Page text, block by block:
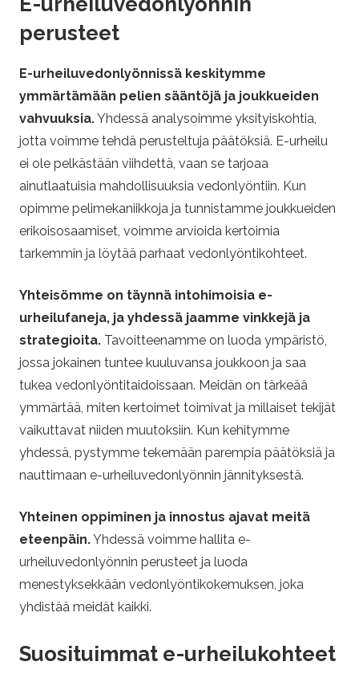
i
t
r
a
t
e
g
i
a
perusteet
E-urheiluvedonlyönnissä keskitymme
ymmärtämään pelien sääntöjä ja joukkueiden
vahvuuksia.Yhdessä analysoimme yksityiskohtia,
jotta voimme tehdä perusteltuja päätöksiä. E-urheilu
ei ole pelkästään viihdettä, vaan se tarjoaa
ainutlaatuisia mahdollisuuksia vedonlyöntiin. Kun
opimme pelimekaniikkoja ja tunnistamme joukkueiden
erikoisosaamiset, voimme arvioida kertoimia
tarkemmin ja löytää parhaat vedonlyöntikohteet.
Yhteisömme on täynnä intohimoisia e-
urheilufaneja, ja yhdessä jaamme vinkkejä ja
strategioita. Tavoitteenamme on luoda ympäristö,
jossa jokainen tuntee kuuluvansa joukkoon ja saa
tukea vedonlyöntitaidoissaan. Meidän on tärkeää
ymmärtää, miten kertoimet toimivat ja millaiset tekijät
vaikuttavat niiden muutoksiin. Kun kehitymme
yhdessä, pystymme tekemään parempia päätöksiä ja
nauttimaan e-urheiluvedonlyönnin jännityksestä.
Yhteinen oppiminen ja innostus ajavat meitä
eteenpäin.Yhdessä voimme hallita e-
urheiluvedonlyönnin perusteet ja luoda
menestyksekkään vedonlyöntikokemuksen, joka
yhdistää meidät kaikki.
Suosituimmat e-urheilukohteet